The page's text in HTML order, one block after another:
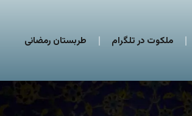
ملکوت در تلگرام طربستان رمضانی